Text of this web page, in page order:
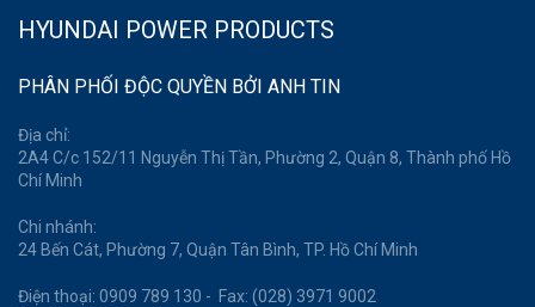
HYUNDAI POWER PRODUCTS
PHÂN PHỐI ĐỘC QUYỀN BỞI ANH TIN
Địa chỉ:
2A4 C/c 152/11 Nguyễn Thị Tần, Phường 2, Quận 8, Thành phố Hồ
Chí Minh
Chi nhánh:
24 Bến Cát, Phường 7, Quận Tân Bình, TP. Hồ Chí Minh
Điện thoại: 0909 789 130 - Fax: (028) 3971 9002